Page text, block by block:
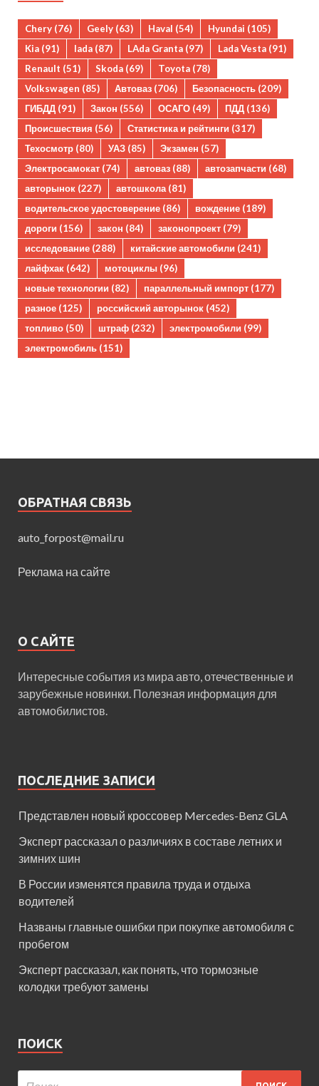
Chery (76) Geely (63) Haval (54) Hyundai (105)
Kia (91) lada (87) LAda Granta (97) Lada Vesta (91)
Renault (51) Skoda (69) Toyota (78)
Volkswagen (85) Автоваз (706) Безопасность (209)
ГИБДД (91) Закон (556) ОСАГО (49) ПДД (136)
Происшествия (56) Статистика и рейтинги (317)
Техосмотр (80) УАЗ (85) Экзамен (57)
Электросамокат (74) автоваз (88) автозапчасти (68)
авторынок (227) автошкола (81)
водительское удостоверение (86) вождение (189)
дороги (156) закон (84) законопроект (79)
исследование (288) китайские автомобили (241)
лайфхак (642) мотоциклы (96)
новые технологии (82) параллельный импорт (177)
разное (125) российский авторынок (452)
топливо (50) штраф (232) электромобили (99)
электромобиль (151)
ОБРАТНАЯ СВЯЗЬ
auto_forpost@mail.ru
Реклама на сайте
О САЙТЕ
Интересные события из мира авто, отечественные и
зарубежные новинки. Полезная информация для
автомобилистов.
ПОСЛЕДНИЕ ЗАПИСИ
Представлен новый кроссовер Mercedes-Benz GLA
Эксперт рассказал о различиях в составе летних и
зимних шин
В России изменятся правила труда и отдыха
водителей
Названы главные ошибки при покупке автомобиля с
пробегом
Эксперт рассказал, как понять, что тормозные
колодки требуют замены
ПОИСК